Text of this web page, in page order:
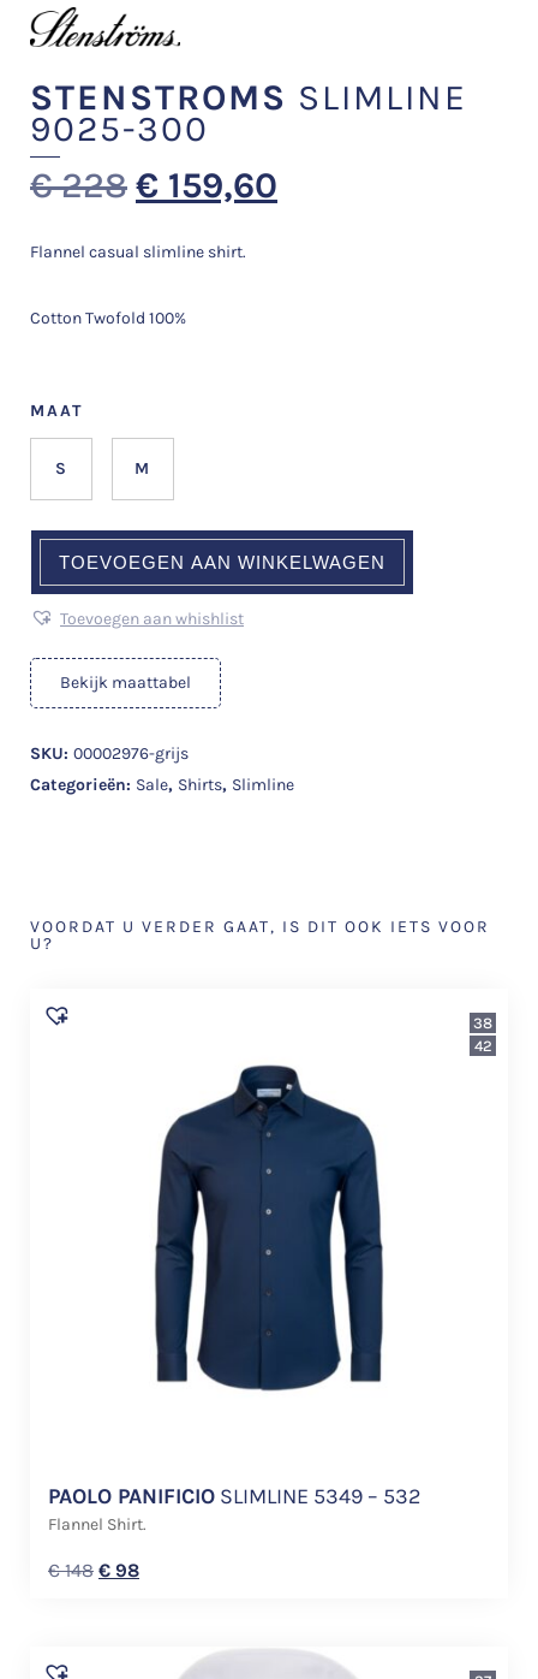
STENSTROMS SLIMLINE
9025-300
€228€ 159,60
Flannel casual slimline shirt.
Cotton Twofold 100%
MAAT
S M
TOEVOEGEN AAN WINKELWAGEN
Toevoegen aan whishlist
Bekijk maattabel
SKU: 00002976-grijs
Categorieën: Sale, Shirts, Slimline
VOORDAT U VERDER GAAT, IS DIT OOK IETS VOOR
U?
PAOLO PANIFICIO SLIMLINE 5349 – 532
Flannel Shirt.
€148 € 98
38
42